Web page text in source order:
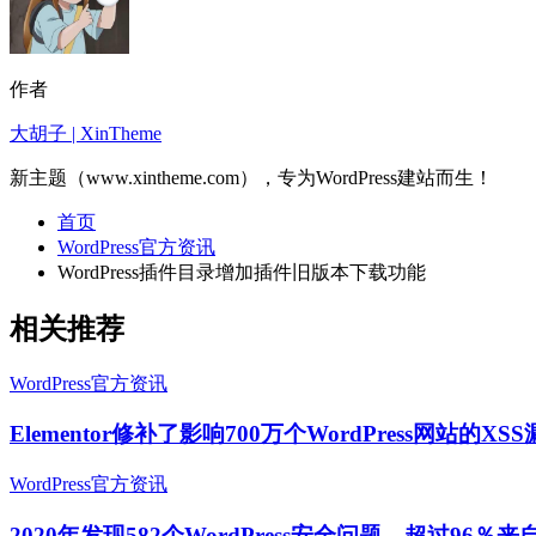
作者
大胡子 | XinTheme
新主题（www.xintheme.com），专为WordPress建站而生！
首页
WordPress官方资讯
WordPress插件目录增加插件旧版本下载功能
相关推荐
WordPress官方资讯
Elementor修补了影响700万个WordPress网站的XSS
WordPress官方资讯